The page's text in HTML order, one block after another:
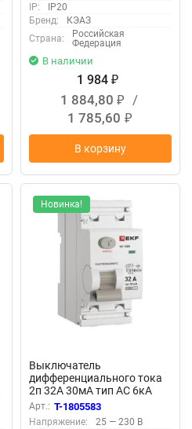
IP:
IP20
Бренд:
КЭАЗ
Страна:
Российская
Федерация
В наличии
1 984 ₽
1 884,80 ₽
/
1 785,60 ₽
В корзину
Новинка!
Выключатель
дифференциального тока
2п 32А 30мА тип AC 6кА
ВД-100N электромех.
PROxima EKF E1026M3230
Арт.: T-1805583
Напряжение:
25 — 230 В